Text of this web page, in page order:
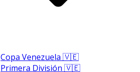
Copa Venezuela 🇻🇪
Primera División 🇻🇪